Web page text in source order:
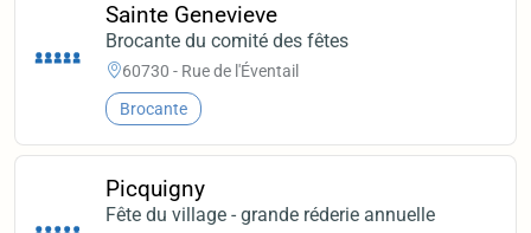
Sainte Genevieve
Brocante du comité des fêtes
60730 - Rue de l'Éventail
Brocante
Picquigny
Fête du village - grande réderie annuelle